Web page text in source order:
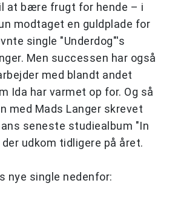
at bære frugt for hende – i
modtaget en guldplade for
single "Underdog"'s
Men successen har også
med blandt andet
Ida har varmet op for. Og så
med Mads Langer skrevet
seneste studiealbum "In
udkom tidligere på året.
nye single nedenfor: